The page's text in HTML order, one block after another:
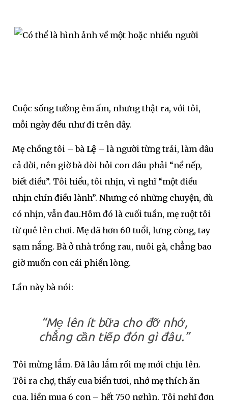
Cuộc sống tưởng êm ấm, nhưng thật ra, với tôi,
mỗi ngày đều như đi trên dây.
Mẹ chồng tôi – bà Lệ – là người từng trải, làm dâu
cả đời, nên giờ bà đòi hỏi con dâu phải “nề nếp,
biết điều”. Tôi hiểu, tôi nhịn, vì nghĩ “một điều
nhịn chín điều lành”. Nhưng có những chuyện, dù
có nhịn, vẫn đau.Hôm đó là cuối tuần, mẹ ruột tôi
từ quê lên chơi. Mẹ đã hơn 60 tuổi, lưng còng, tay
sạm nắng. Bà ở nhà trồng rau, nuôi gà, chẳng bao
giờ muốn con cái phiền lòng.
Lần này bà nói:
“Mẹ lên ít bữa cho đỡ nhớ,
chẳng cần tiếp đón gì đâu.”
Tôi mừng lắm. Đã lâu lắm rồi mẹ mới chịu lên.
Tôi ra chợ, thấy cua biển tươi, nhớ mẹ thích ăn
cua, liền mua 6 con – hết 750 nghìn. Tôi nghĩ đơn